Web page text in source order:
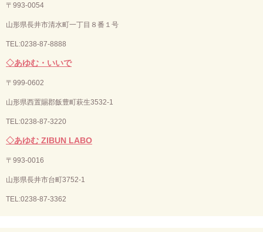
〒993-0054
山形県長井市清水町一丁目８番１号
TEL:0238-87-8888
◇あゆむ・いいで
〒 999-0602
山形県西置賜郡飯豊町萩生3532-1
TEL:0238-87-3220
◇あゆむ ZIBUN LABO
〒 993-0016
山形県長井市台町3752-1
TEL:0238-87-3362